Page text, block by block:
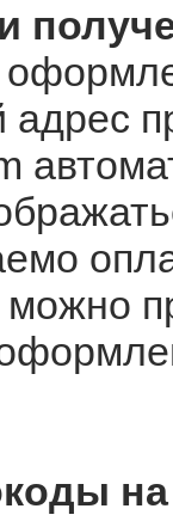
можно
на